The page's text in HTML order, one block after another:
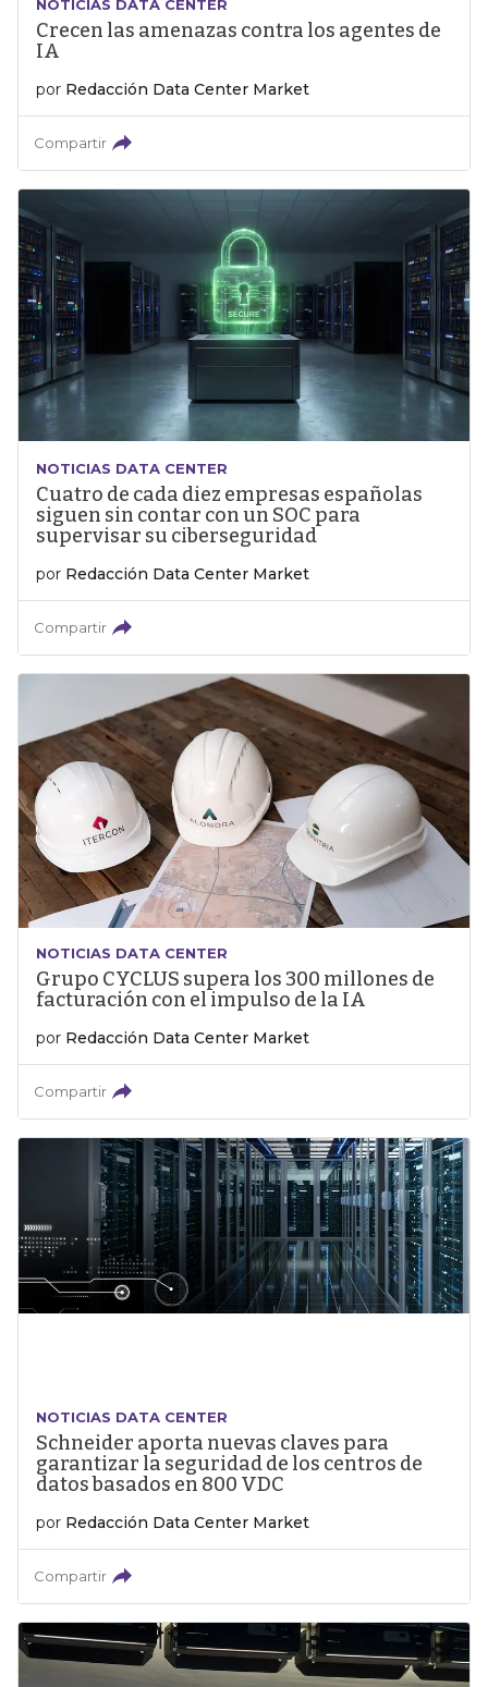
NOTICIAS DATA CENTER
Crecen las amenazas contra los agentes de
IA
por Redacción Data Center Market
Compartir
NOTICIAS DATA CENTER
Cuatro de cada diez empresas españolas
siguen sin contar con un SOC para
supervisar su ciberseguridad
por Redacción Data Center Market
Compartir
NOTICIAS DATA CENTER
Grupo CYCLUS supera los 300 millones de
facturación con el impulso de la IA
por Redacción Data Center Market
Compartir
NOTICIAS DATA CENTER
Schneider aporta nuevas claves para
garantizar la seguridad de los centros de
datos basados en 800 VDC
por Redacción Data Center Market
Compartir